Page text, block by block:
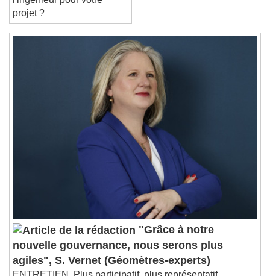
l'ingénieur pour votre
projet ?
"Grâce à notre
nouvelle gouvernance, nous serons plus
agiles", S. Vernet (Géomètres-experts)